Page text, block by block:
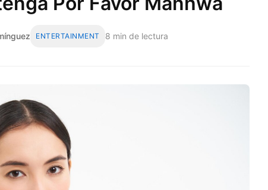
ENTERTAINMENT 8 min de lectura